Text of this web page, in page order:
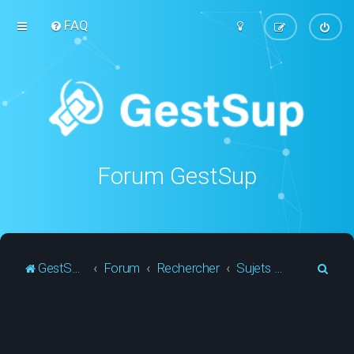
FAQ
Forum GestSup
GestSup.fr Forum Rechercher Sujets actifs